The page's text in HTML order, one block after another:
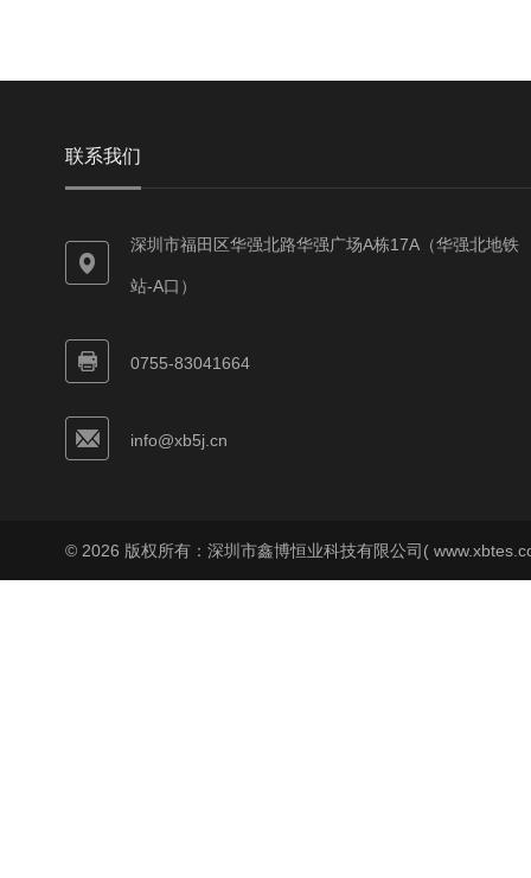
联系我们
深圳市福田区华强北路华强广场A栋17A（华强北地铁
站-A口）
0755-83041664
info@xb5j.cn
© 2026 版权所有：深圳市鑫博恒业科技有限公司(